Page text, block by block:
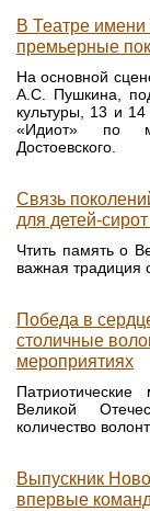
В Театре
премьерные
На основной
А.С. Пушкина,
культуры, 13 и
«Идиот» по
Достоевского.
Связь
для детей-
Чтить память о
важная традиция
Победа в
столичные
мероприятиях
Великой
количество
Выпускник
впервые